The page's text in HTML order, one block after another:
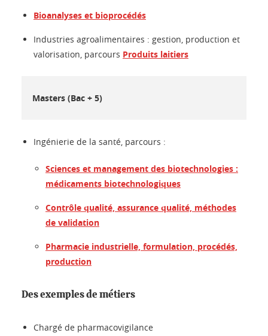
Bioanalyses et bioprocédés
Industries agroalimentaires : gestion, production et
valorisation, parcours Produits laitiers
Masters (Bac + 5)
Ingénierie de la santé, parcours :
Sciences et management des biotechnologies :
médicaments biotechnologiques
Contrôle qualité, assurance qualité, méthodes
de validation
Pharmacie industrielle, formulation, procédés,
production
Des exemples de métiers
Chargé de pharmacovigilance